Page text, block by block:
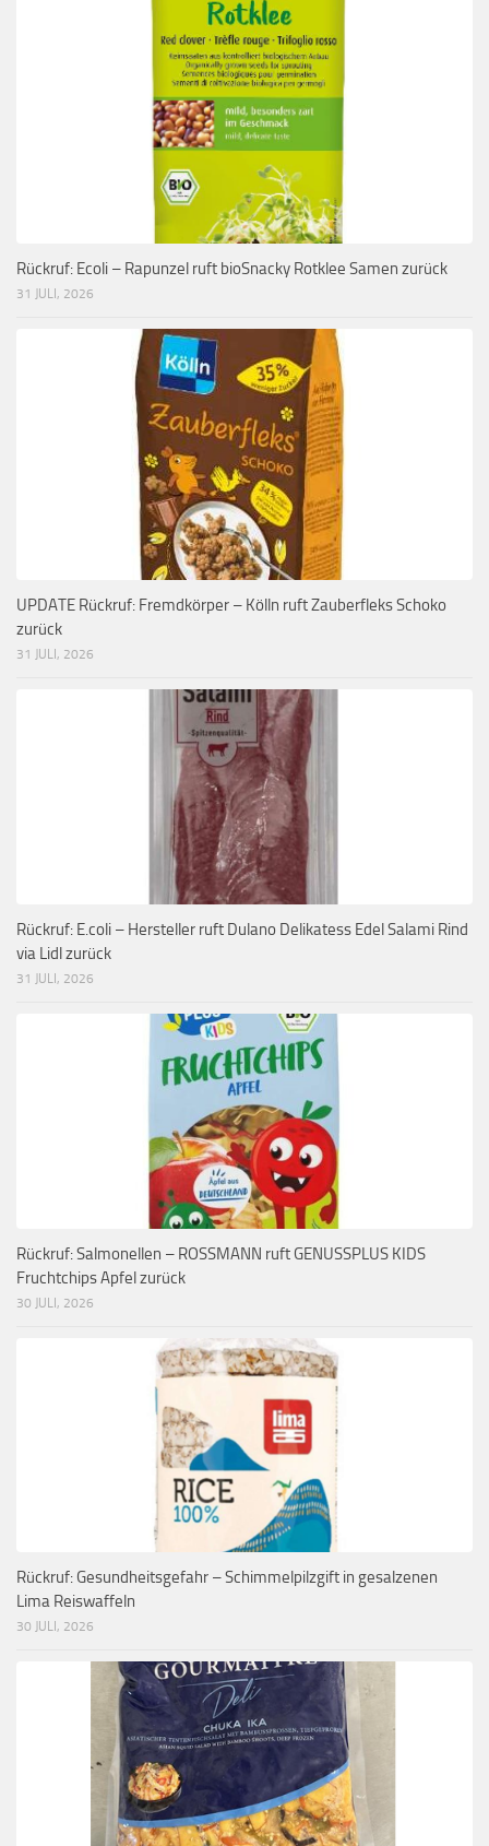
Rückruf: Ecoli – Rapunzel ruft bioSnacky Rotklee Samen zurück
31 JULI, 2026
UPDATE Rückruf: Fremdkörper – Kölln ruft Zauberfleks Schoko
zurück
31 JULI, 2026
Rückruf: E.coli – Hersteller ruft Dulano Delikatess Edel Salami Rind
via Lidl zurück
31 JULI, 2026
Rückruf: Salmonellen – ROSSMANN ruft GENUSSPLUS KIDS
Fruchtchips Apfel zurück
30 JULI, 2026
Rückruf: Gesundheitsgefahr – Schimmelpilzgift in gesalzenen
Lima Reiswaffeln
30 JULI, 2026